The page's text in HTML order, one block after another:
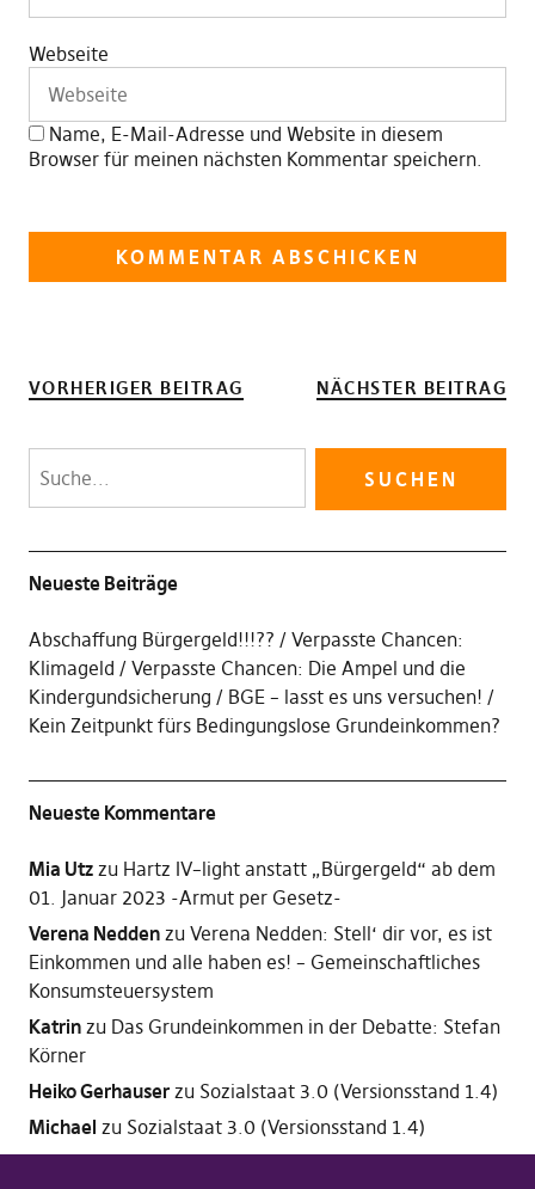
Webseite
Name, E-Mail-Adresse und Website in diesem
Browser für meinen nächsten Kommentar speichern.
VORHERIGER BEITRAG NÄCHSTER BEITRAG
Neueste Beiträge
Abschaffung Bürgergeld!!!??
Verpasste Chancen:
Klimageld
Verpasste Chancen: Die Ampel und die
Kindergundsicherung
BGE – lasst es uns versuchen!
Kein Zeitpunkt fürs Bedingungslose Grundeinkommen?
Neueste Kommentare
Mia Utzzu Hartz IV–light anstatt „Bürgergeld“ ab dem
01. Januar 2023 -Armut per Gesetz-
Verena Neddenzu Verena Nedden: Stell‘ dir vor, es ist
Einkommen und alle haben es! – Gemeinschaftliches
Konsumsteuersystem
Katrinzu Das Grundeinkommen in der Debatte: Stefan
Körner
Heiko Gerhauserzu Sozialstaat 3.0 (Versionsstand 1.4)
Michael zu Sozialstaat 3.0 (Versionsstand 1.4)